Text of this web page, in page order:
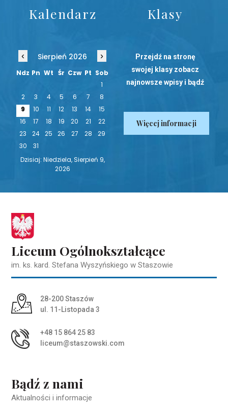
Kalendarz
‹ Sierpień 2026 ›
Ndz Pn Wt Śr Czw Pt Sob
1
2
3 4 5 6 7
8
9
10 11 12 13 14
15
16
17 18 19 20 21
22
23
24 25 26 27 28
29
30
31
Dzisiaj: Niedziela, Sierpień 9,
2026
Klasy
Przejdź na stronę
swojej klasy zobacz
najnowsze wpisy i bądź
Więcej informacji
Liceum Ogólnokształcące
im. ks. kard. Stefana Wyszyńskiego w Staszowie
Adres pocztowy:
28-200 Staszów
ul. 11-Listopada 3
+48 15 864 25 83
liceum@staszowski.com
Bądź z nami
Aktualności i informacje